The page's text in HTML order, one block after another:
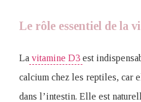
Le rôle essentiel de la
La vitamine D3 est
calcium chez les reptiles, car
dans l’intestin. Elle est